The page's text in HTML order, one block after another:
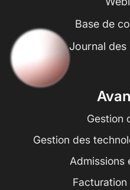
Base de
Journal
Gestion
Gestion des
Admissions